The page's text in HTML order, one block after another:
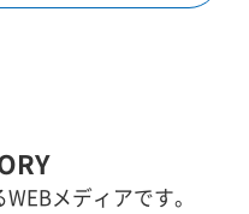
メディアです。